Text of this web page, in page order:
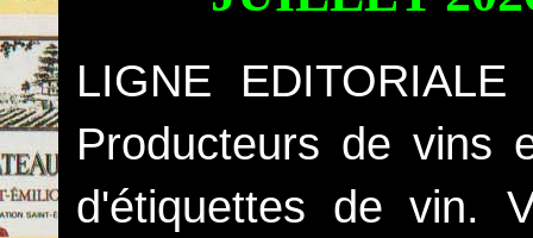
LIGNE
Producteurs de vins
d'étiquettes de vin.